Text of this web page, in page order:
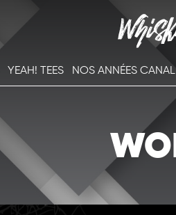
YEAH! TEES NOS ANNÉES CANAL